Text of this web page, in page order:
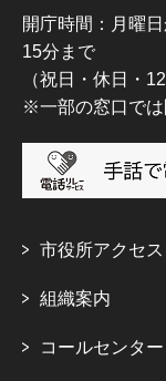
開庁時間：月曜
15分まで
（祝日・休日・
※一部の窓口では
市役所アクセ
組織案内
コールセンタ